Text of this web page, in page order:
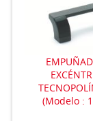
(Modelo :